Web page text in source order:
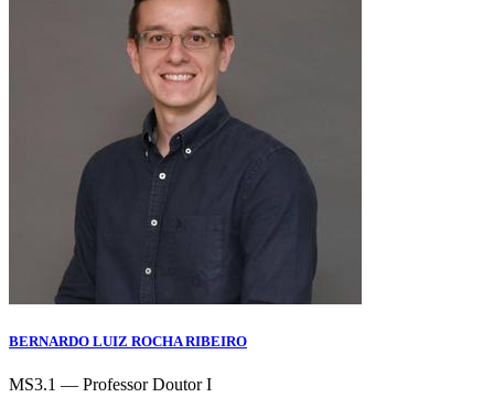
BERNARDO LUIZ ROCHA RIBEIRO
MS3.1 — Professor Doutor I